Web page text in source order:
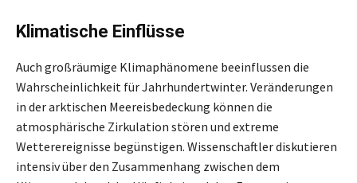
Klimatische Einflüsse
Auch großräumige Klimaphänomene beeinflussen die
Wahrscheinlichkeit für Jahrhundertwinter. Veränderungen
in der arktischen Meereisbedeckung können die
atmosphärische Zirkulation stören und extreme
Wetterereignisse begünstigen. Wissenschaftler diskutieren
intensiv über den Zusammenhang zwischen dem